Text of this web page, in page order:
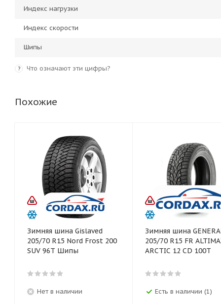
Индекс нагрузки
Индекс скорости
Шипы
? Что означают эти цифры?
Похожие
Зимняя шина Gislaved
205/70 R15 Nord Frost 200
SUV 96T Шипы
Нет в наличии
Зимняя шина
205/70 R15 FR
ARCTIC 12 CD 100T
Есть в наличии (1)